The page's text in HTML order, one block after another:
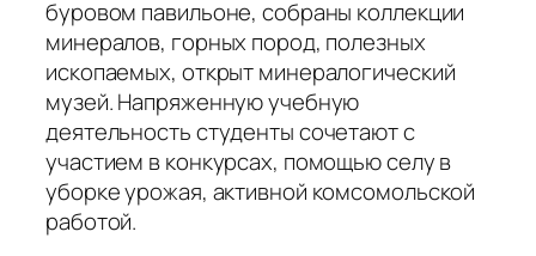
буровом павильоне, собраны коллекции
минералов, горных пород, полезных
ископаемых, открыт минералогический
музей. Напряженную учебную
деятельность студенты сочетают с
участием в конкурсах, помощью селу в
уборке урожая, активной комсомольской
работой.